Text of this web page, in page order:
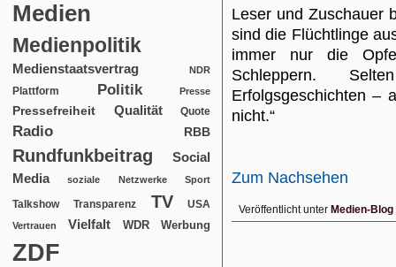
Medien
Medienpolitik
Medienstaatsvertrag NDR
Plattform Politik Presse
Pressefreiheit Qualität Quote
Radio RBB
Rundfunkbeitrag
Social
Media
soziale Netzwerke Sport
Talkshow Transparenz TV USA
Vertrauen Vielfalt WDR Werbung
ZDF
Leser und Zuschauer
sind die Flüchtlinge
immer nur die
Schleppern.
Erfolgsgeschichten –
nicht.“
Zum Nachsehen
Veröffentlicht unter Medien-Blog